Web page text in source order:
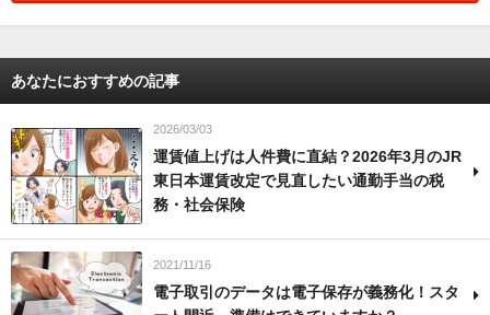
あなたにおすすめの記事
2026/03/03
運賃値上げは人件費に直結？2026年3月のJR
東日本運賃改定で見直したい通勤手当の税
務・社会保険
2021/11/16
電子取引のデータは電子保存が義務化！スタ